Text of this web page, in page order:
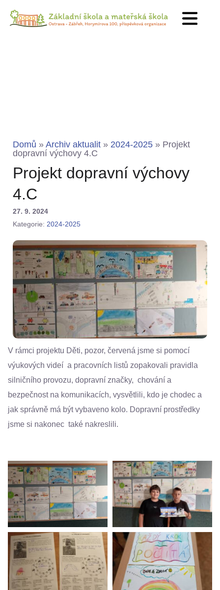
Domů » Archiv aktualit » 2024-2025 » Projekt
dopravní výchovy 4.C
Projekt dopravní výchovy
4.C
27. 9. 2024
Kategorie: 2024-2025
V rámci projektu Děti, pozor, červená jsme si pomocí
výukových videí a pracovních listů zopakovali pravidla
silničního provozu, dopravní značky, chování a
bezpečnost na komunikacích, vysvětlili, kdo je chodec a
jak správně má být vybaveno kolo. Dopravní prostředky
jsme si nakonec také nakreslili.